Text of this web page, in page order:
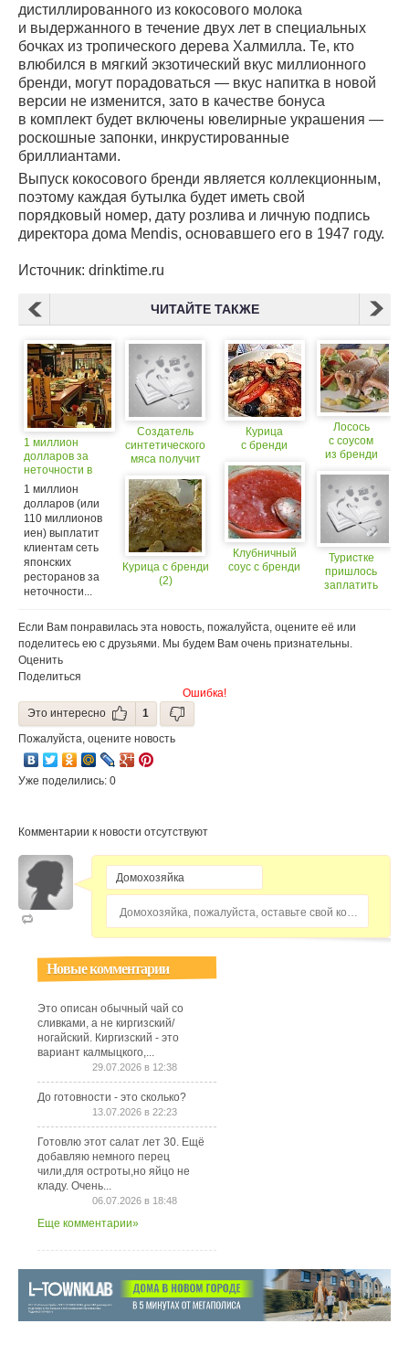
дистиллированного из кокосового молока
и выдержанного в течение двух лет в специальных
бочках из тропического дерева Халмилла. Те, кто
влюбился в мягкий экзотический вкус миллионного
бренди, могут порадоваться — вкус напитка в новой
версии не изменится, зато в качестве бонуса
в комплект будет включены ювелирные украшения —
роскошные запонки, инкрустированные
бриллиантами.
Выпуск кокосового бренди является коллекционным,
поэтому каждая бутылка будет иметь свой
порядковый номер, дату розлива и личную подпись
директора дома Mendis, основавшего его в 1947 году.
Источник: drinktime.ru
ЧИТАЙТЕ ТАКЖЕ
1 миллион
долларов за
неточности в
меню
1 миллион
долларов (или
110 миллионов
иен) выплатит
клиентам сеть
японских
ресторанов за
неточности...
Создатель
синтетического
мяса получит
долларов
Курица с бренди
(2)
Курица
с бренди
Клубничный
соус с бренди
Лосось
с соусом
из бренди
Туристке
пришлось
заплатить
Если Вам понравилась эта новость, пожалуйста, оцените её или
поделитесь ею с друзьями. Мы будем Вам очень признательны.
Оценить
Поделиться
Ошибка!
Это интересно
1
Пожалуйста, оцените новость
Уже поделились: 0
Комментарии к новости отсутствуют
Домохозяйка, пожалуйста, оставьте свой комментарий...
Новые комментарии
Это описан обычный чай со
сливками, а не киргизский/
ногайский. Киргизский - это
вариант калмыцкого,...
29.07.2026 в 12:38
До готовности - это сколько?
13.07.2026 в 22:23
Готовлю этот салат лет 30. Ещё
добавляю немного перец
чили,для остроты,но яйцо не
кладу. Очень...
06.07.2026 в 18:48
Еще комментарии»